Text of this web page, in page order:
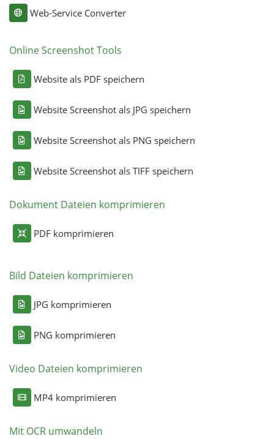
Web-Service Converter
Online Screenshot Tools
Website als PDF speichern
Website Screenshot als JPG speichern
Website Screenshot als PNG speichern
Website Screenshot als TIFF speichern
Dokument Dateien komprimieren
PDF komprimieren
Bild Dateien komprimieren
JPG komprimieren
PNG komprimieren
Video Dateien komprimieren
MP4 komprimieren
Mit OCR umwandeln